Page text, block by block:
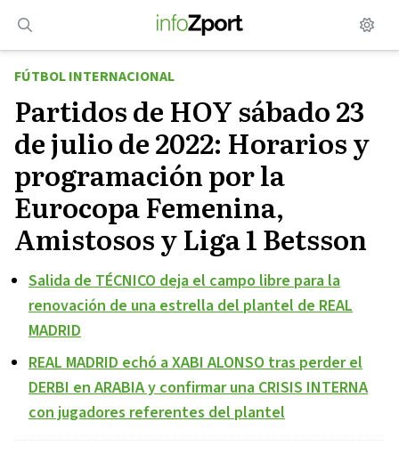
contenido
FÚTBOL INTERNACIONAL
Partidos de HOY sábado 23
de julio de 2022: Horarios y
programación por la
Eurocopa Femenina,
Amistosos y Liga 1 Betsson
Salida de TÉCNICO deja el campo libre para la
renovación de una estrella del plantel de REAL
MADRID
REAL MADRID echó a XABI ALONSO tras perder el
DERBI en ARABIA y confirmar una CRISIS INTERNA
con jugadores referentes del plantel